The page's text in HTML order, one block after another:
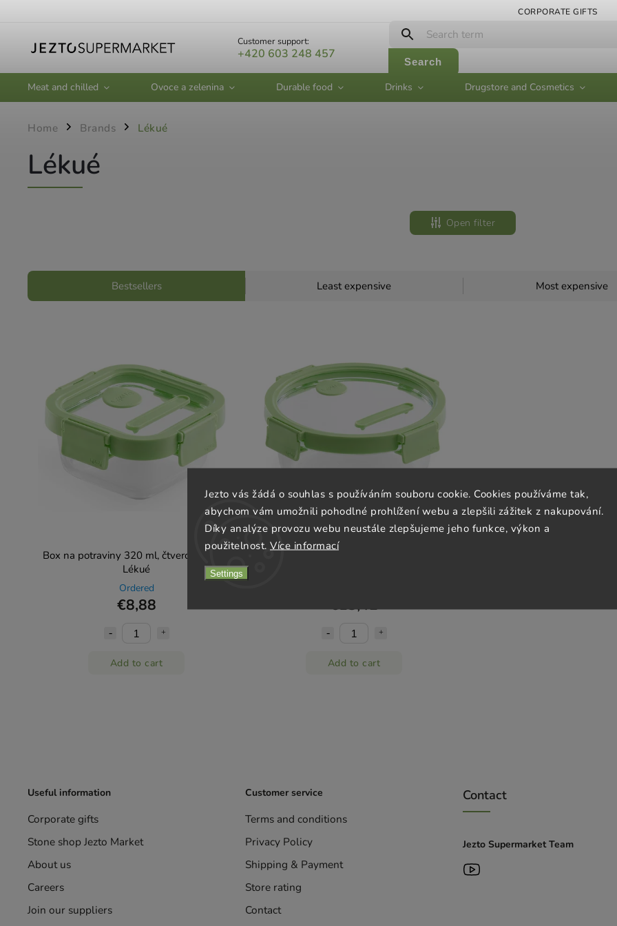
Jezto vás žádá o souhlas s používáním souboru cookie. Cookies používáme tak,
abychom vám umožnili pohodlné prohlížení webu a zlepšili zážitek z nakupování.
Díky analýze provozu webu neustále zlepšujeme jeho funkce, výkon a
použitelnost. Více informací
Settings
CORPORATE GIFTS
Customer support:
+420 603 248 457
Search
Meat and chilled Ovoce a zelenina Durable food Drinks Drugstore and Cosmetics
Home / Brands / Lékué
Lékué
Open filter
Bestsellers Least expensive Most expensive
Box na potraviny 320 ml, čtvercový, sklo,
Lékué
Ordered
€8,88
Add to cart
€13,42
Add to cart
Useful information
Corporate gifts
Stone shop Jezto Market
About us
Careers
Join our suppliers
Customer service
Terms and conditions
Privacy Policy
Shipping & Payment
Store rating
Contact
Contact
Jezto Supermarket Team